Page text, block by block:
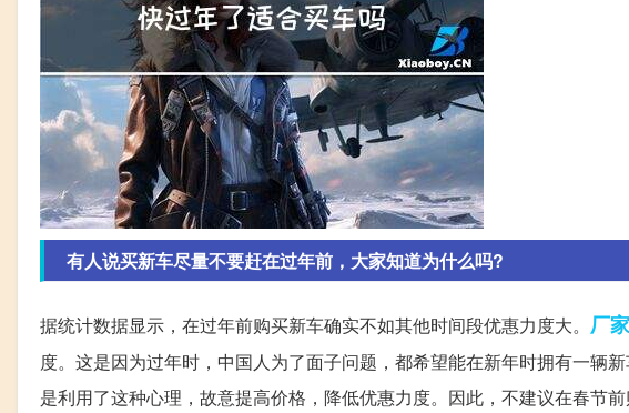
有人说买新车尽量不要赶在过年前，大家知道为什么吗?
据统计数据显示，在过年前购买新车确实不如其他时间段优惠力度大。 厂家
度。这是因为过年时，中国人为了面子问题，都希望能在新年时拥有一辆
是利用了这种心理，故意提高价格，降低优惠力度。因此，不建议在春节前